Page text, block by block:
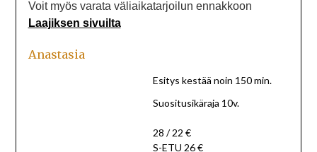
Voit myös varata väliaikatarjoilun ennakkoon
Laajiksen sivuilta
Anastasia
Esitys kestää noin 150 min.
Suositusikäraja 10v.
28 / 22 €
S-ETU 26 €